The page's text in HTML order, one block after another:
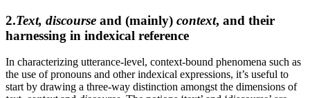
2.Text, discourse and (mainly) context, and their
harnessing in indexical reference
In characterizing utterance-level, context-bound phenomena such as
the use of pronouns and other indexical expressions, it’s useful to
start by drawing a three-way distinction amongst the dimensions of